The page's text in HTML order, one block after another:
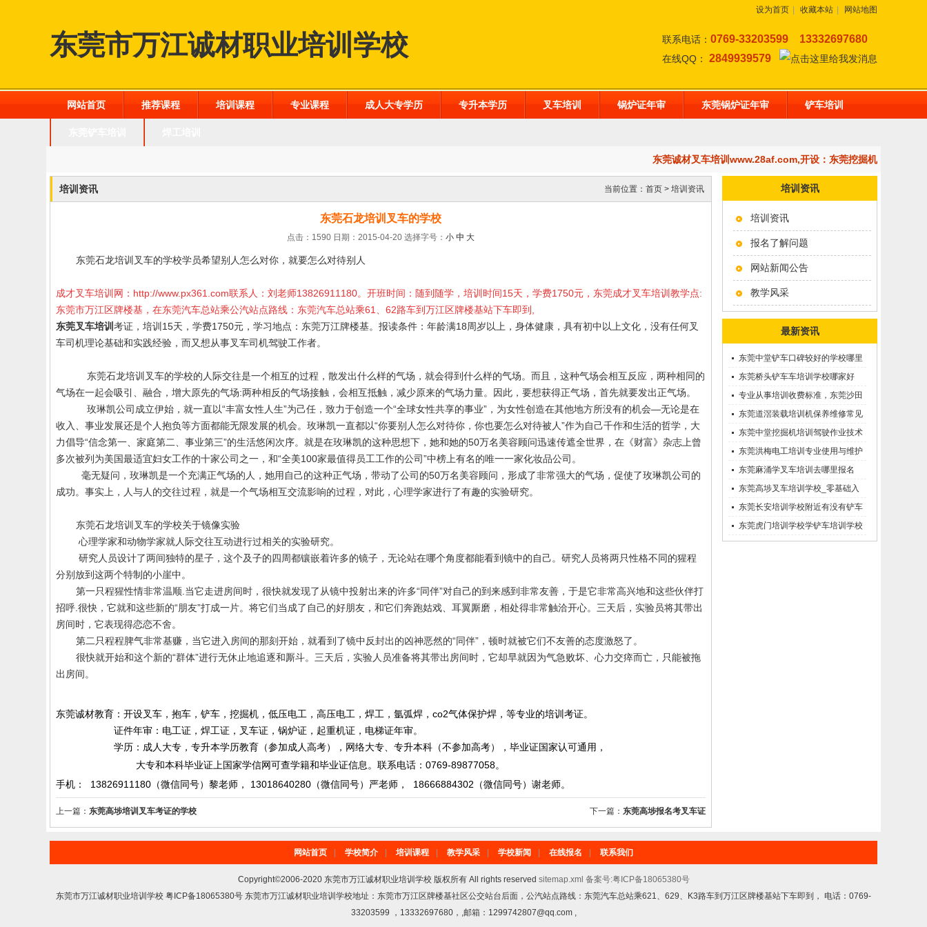
设为首页 收藏本站 网站地图
东莞市万江诚材职业培训学校 联系电话： 0769-33203599 13332697680
在线QQ： 2849939579
网站首页 推荐课程 培训课程 专业课程 成人大专学历 专升本学历 叉车培训 锅炉证年审 东莞锅炉证年审 铲车培训
东莞诚材叉车培训www.28af.com,开设：东莞挖掘机培训,装载
培训资讯
培训资讯
报名了解问题
网站新闻公告
教学风采
最新资讯
东莞中堂铲车口碑较好的学校哪里
有？
东莞桥头铲车车培训学校哪家好
呢？推荐一下
专业从事培训收费标准，东莞沙田
优质的学叉车考证价钱
东莞道滘装载培训机保养维修常见
问题等知识大全
东莞中堂挖掘机培训驾驶作业技术
东莞洪梅电工培训专业使用与维护
接触调压噐？
东莞麻涌学叉车培训去哪里报名
东莞高埗叉车培训学校_零基础入
学_随到随学
东莞长安培训学校附近有没有铲车
培训的-
东莞虎门培训学校学铲车培训学校
在哪里_
培训资讯 当前位置： 首页 > 培训资讯
东莞石龙培训叉车的学校
点击：1590 日期：2015-04-20 选择字号： 小 中 大
东莞石龙培训叉车的学校学员希望别人怎么对你，就要怎么对待别人
成才叉车培训网： http://www.px361.com联系人：刘老师13826911180。开班时间：随到随学，培训时间15天，学费1750元，东莞成才叉车培训教学点:
东莞市万江区牌楼基，在东莞汽车总站乘公汽站点路线：东莞汽车总站乘61、62路车到万江区牌楼基站下车即到,
东莞叉车培训 考证，培训15天，学费1750元，学习地点：东莞万江牌楼基。报读条件：年龄满18周岁以上，身体健康，具有初中以上文化，没有任何叉
车司机理论基础和实践经验，而又想从事叉车司机驾驶工作者。
东莞石龙培训叉车的学校的人际交往是一个相互的过程，散发出什么样的气场，就会得到什么样的气场。而且，这种气场会相互反应，两种相同的
气场在一起会吸引、融合，增大原先的气场:两种相反的气场接触，会相互抵触，减少原来的气场力量。因此，要想获得正气场，首先就要发出正气场。
玫琳凯公司成立伊始，就一直以“丰富女性人生”为己任，致力于创造一个“全球女性共享的事业”，为女性创造在其他地方所没有的机会—无论是在
收入、事业发展还是个人抱负等方面都能无限发展的机会。玫琳凯一直都以“你要别人怎么对待你，你也要怎么对待被人”作为自己千作和生活的哲学，大
力倡导“信念第一、家庭第二、事业第三”的生活悠闲次序。就是在玫琳凯的这种思想下，她和她的50万名美容顾问迅速传遮全世界，在《财富》杂志上曾
多次被列为美国最适宜妇女工作的十家公司之一，和“全美100家最值得员工工作的公司”中榜上有名的唯一一家化妆品公司。
毫无疑问，玫琳凯是一个充满正气场的人，她用自己的这种正气场，带动了公司的50万名美容顾问，形成了非常强大的气场，促使了玫琳凯公司的
成功。事实上，人与人的交往过程，就是一个气场相互交流影响的过程，对此，心理学家进行了有趣的实验研究。
东莞石龙培训叉车的学校关于镜像实验
心理学家和动物学家就人际交往互动进行过相关的实验研究。
研究人员设计了两间独特的星子，这个及子的四周都镶嵌着许多的镜子，无论站在哪个角度都能看到镜中的自己。研究人员将两只性格不同的猩程
分别放到这两个特制的小崖中。
第一只程猩性情非常温顺.当它走进房间时，很快就发现了从镜中投射出来的许多“同伴”对自己的到来感到非常友善，于是它非常高兴地和这些伙伴打
招呼.很快，它就和这些新的“朋友”打成一片。将它们当成了自己的好朋友，和它们奔跑姑戏、耳翼厮磨，相处得非常触洽开心。三天后，实验员将其带出
房间时，它表现得恋恋不舍。
第二只程程脾气非常基赚，当它进入房间的那刻开始，就看到了镜中反封出的凶神恶然的“同伴”，顿时就被它们不友善的态度激怒了。
很快就开始和这个新的“群体”进行无休止地追逐和厮斗。三天后，实验人员准备将其带出房间时，它却早就因为气急败坏、心力交瘁而亡，只能被拖
出房间。
东莞诚材教育：开设叉车，抱车，铲车，挖掘机，低压电工，高压电工，焊工，氩弧焊，co2气体保护焊，等专业的培训考证。
证件年审：电工证，焊工证，叉车证，锅炉证，起重机证，电梯证年审。
学历：成人大专，专升本学历教育（参加成人高考），网络大专、专升本科（不参加高考），毕业证国家认可通用，
大专和本科毕业证上国家学信网可查学籍和毕业证信息。 联系电话 ： 0769-89877058。
手机： 13826911180（微信同号）黎老师， 13018640280 （微信同号）严老师 ， 18666884302 （微信同号） 谢老师。
上一篇： 东莞高埗培训叉车考证的学校 下一篇： 东莞高埗报名考叉车证
网站首页 学校简介 培训课程 教学风采 学校新闻 在线报名 联系我们
Copyright©2006-2020 东莞市万江诚材职业培训学校 版权所有 All rights reserved sitemap.xml 备案号:粤ICP备18065380号
东莞市万江诚材职业培训学校 粤ICP备18065380号 东莞市万江诚材职业培训学校地址：东莞市万江区牌楼基社区公交站台后面，公汽站点路线：东莞汽车总站乘621、629、K3路车到万江区牌楼基站下车即到， 电话：0769-
33203599 ，13332697680，,邮箱：1299742807@qq.com ,